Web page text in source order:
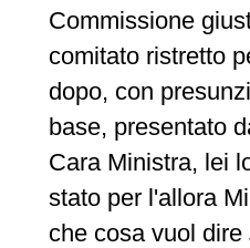
Commissione
comitato ristretto
dopo, con
base, presentato
Cara Ministra, lei
stato per l'allora
che cosa vuol dire